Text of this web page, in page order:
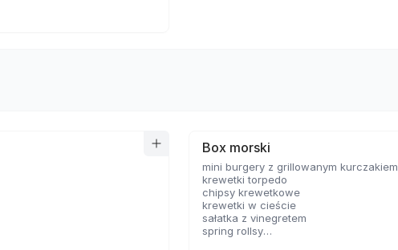
Box morski
mini burgery z grillowanym kurczakiem
krewetki torpedo
chipsy krewetkowe
krewetki w cieście
sałatka z vinegretem
spring rollsy